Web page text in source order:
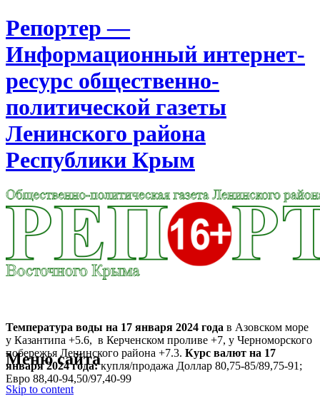
Репортер —
Информационный интернет-
ресурс общественно-
политической газеты
Ленинского района
Республики Крым
Температура воды на 17 января 2024 года в Азовском море
у Казантипа +5.6, в Керченском проливе +7, у Черноморского
побережья Ленинского района +7.3. Курс валют на 17
января 2024 года:купля/продажа Доллар 80,75-85/89,75-91;
Евро 88,40-94,50/97,40-99
Меню сайта
Skip to content